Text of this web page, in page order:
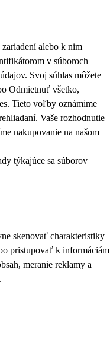
alebo k nim
v súboroch
Svoj súhlas môžete
Odmietnuť všetko,
. Tieto voľby oznámime
Vaše rozhodnutie
nakupovanie na našom
týkajúce sa súborov
skenovať charakteristiky
pristupovať k informáciám
meranie reklamy a